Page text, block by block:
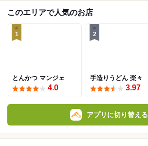
このエリアで人気のお店
1
とんかつ マンジェ
4.0
2
手造りうどん 楽々
3.97
アプリに切り替える